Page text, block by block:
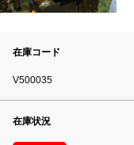
在庫コード
V500035
在庫状況